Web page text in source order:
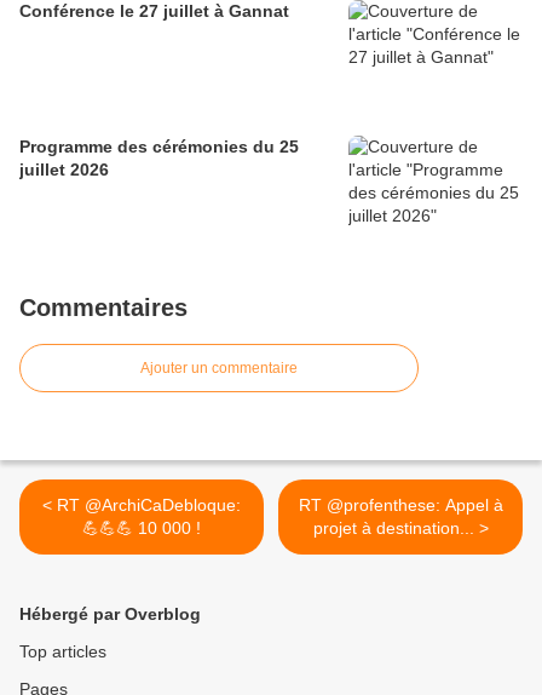
Conférence le 27 juillet à Gannat
Programme des cérémonies du 25
juillet 2026
Commentaires
Ajouter un commentaire
< RT @ArchiCaDebloque:
💪💪💪 10 000 !
RT @profenthese: Appel à
projet à destination... >
Hébergé par Overblog
Top articles
Pages